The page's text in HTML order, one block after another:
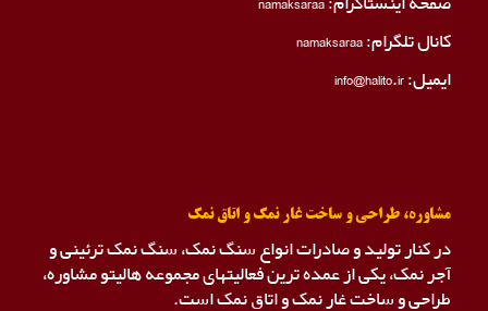
کانال تلگرام:namaksaraa
ایمیل: info@halito.ir
مشاوره، طراحی و ساخت غار نمک و اتاق نمک
در کنار تولید و صادرات انواع سنگ نمک، سنگ نمک ترئینی و
آجر نمک، یکی از عمده ترین فعالیتهای مجموعه هالیتو مشاوره،
طراحی و ساخت غار نمک و اتاق نمک است.